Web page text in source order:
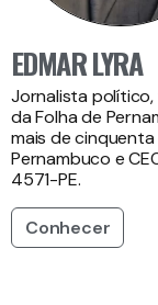
EDMAR LYRA
Jornalista
da Folha de
mais de
Pernambuco e
4571-PE.
Conhecer